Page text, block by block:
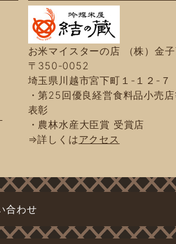
お米マイスターの店 （株）金
〒350-0052
埼玉県川越市宮下町１-１２-７
・第25回優良経営食料品小売
表彰
・農林水産大臣賞 受賞店
⇒詳しくはアクセス
合わせ